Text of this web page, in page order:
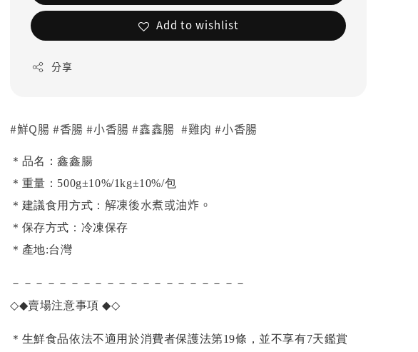
Add to wishlist
分享
#鮮Q腸 #香腸 #小香腸 #鑫鑫腸 #雞肉 #小香腸
＊品名：鑫鑫腸
＊重量：500g±10%/1kg±10%/包
＊建議食用方式： 解凍後水煮或油炸。
＊保存方式：冷凍保存
＊產地:台灣
－－－－－－－－－－－－－－－－－－－－
◇◆賣場注意事項◆◇
＊生鮮食品依法不適用於消費者保護法第19條，並不享有7天鑑賞